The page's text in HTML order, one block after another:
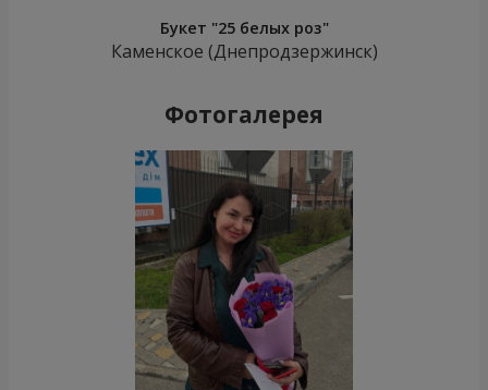
Букет "25 белых роз"
Каменское (Днепродзержинск)
Фотогалерея